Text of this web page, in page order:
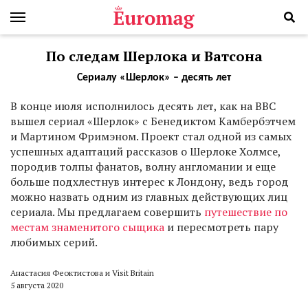
По следам Шерлока и Ватсона
Сериалу «Шерлок» – десять лет
В конце июля исполнилось десять лет, как на BBC
вышел сериал «Шерлок» с Бенедиктом Камбербэтчем
и Мартином Фримэном. Проект стал одной из самых
успешных адаптаций рассказов о Шерлоке Холмсе,
породив толпы фанатов, волну англомании и еще
больше подхлестнув интерес к Лондону, ведь город
можно назвать одним из главных действующих лиц
сериала. Мы предлагаем совершить путешествие по
местам знаменитого сыщика и пересмотреть пару
любимых серий.​
Анастасия Феоктистова и Visit Britain
5 августа 2020